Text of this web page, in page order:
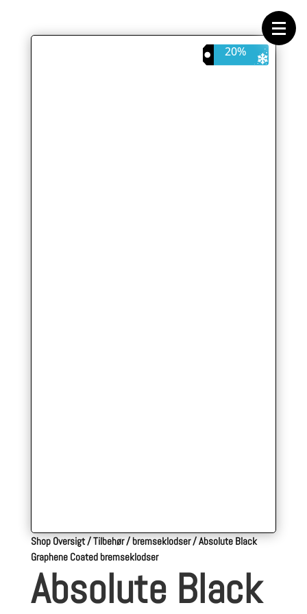
20%
Shop Oversigt/Tilbehør/bremseklodser/Absolute Black
Graphene Coated bremseklodser
Absolute Black